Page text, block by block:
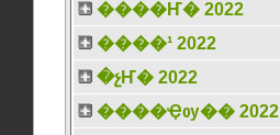
����Ҥ� 2022
����¹ 2022
�չҤ� 2022
����Ҿѹ�� 2022